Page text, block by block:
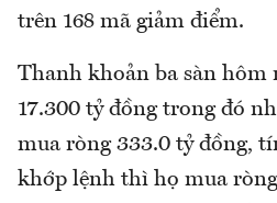
trên 168 mã giảm điểm.
Thanh khoản ba sàn hôm
17.300 tỷ đồng trong đó
mua ròng 333.0 tỷ đồng,
khớp lệnh thì họ mua